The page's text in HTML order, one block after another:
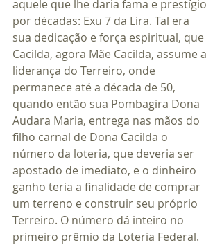
aquele que lhe daria fama e prestígio
por décadas: Exu 7 da Lira. Tal era
sua dedicação e força espiritual, que
Cacilda, agora Mãe Cacilda, assume a
liderança do Terreiro, onde
permanece até a década de 50,
quando então sua Pombagira Dona
Audara Maria, entrega nas mãos do
filho carnal de Dona Cacilda o
número da loteria, que deveria ser
apostado de imediato, e o dinheiro
ganho teria a finalidade de comprar
um terreno e construir seu próprio
Terreiro. O número dá inteiro no
primeiro prêmio da Loteria Federal.